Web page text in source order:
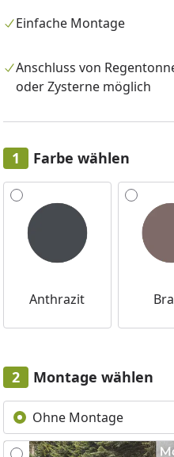
Bild anzeigen
hinzufügen
Einfache Montage
Anschluss von
oder Zysterne möglich
Farbe wählen
Alle anzeigen (3)
Anthrazit
Montage wählen
Ohne Montage